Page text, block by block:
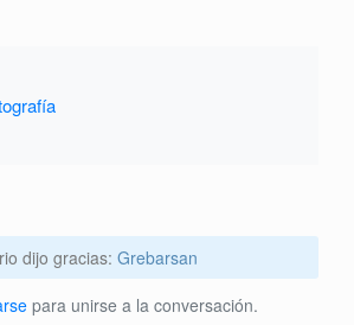
dijo gracias: Grebarsan
para unirse a la conversación.